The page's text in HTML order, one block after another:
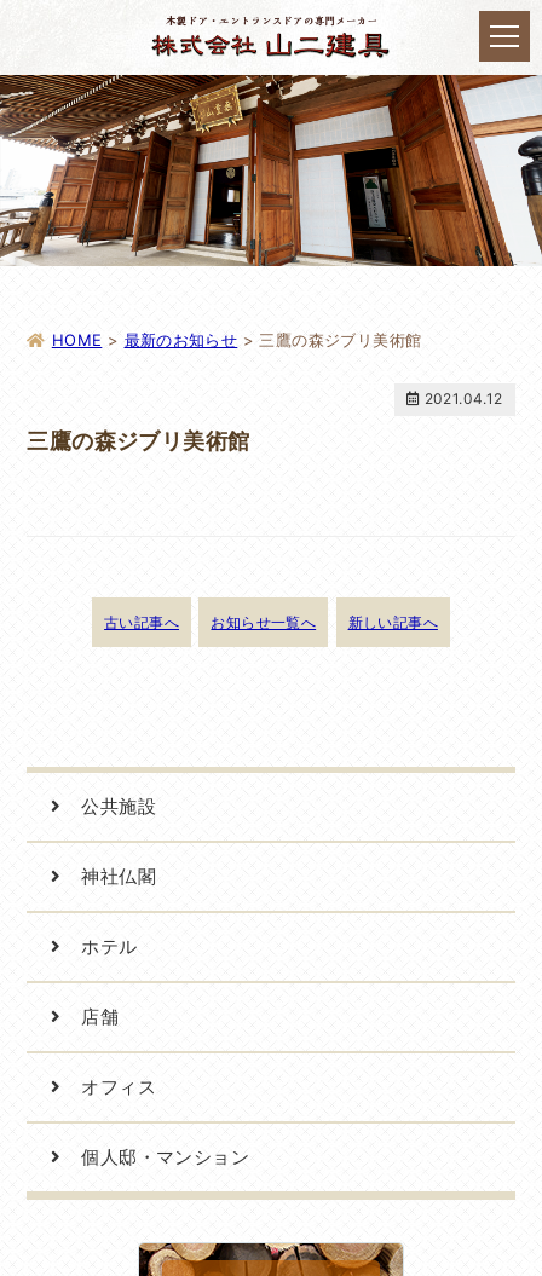
HOME > 最新のお知らせ > 三鷹の森ジブリ美術館
三鷹の森ジブリ美術館
2021.04.12
古い記事へ お知らせ一覧へ 新しい記事へ
公共施設
神社仏閣
ホテル
店舗
オフィス
個人邸・マンション